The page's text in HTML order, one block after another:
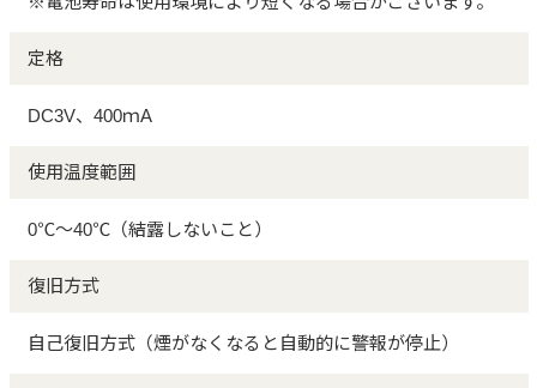
定格
DC3V、400ｍA
使用温度範囲
0℃～40℃（結露しないこと）
復旧方式
自己復旧方式（煙がなくなると自動的に警報が停止）